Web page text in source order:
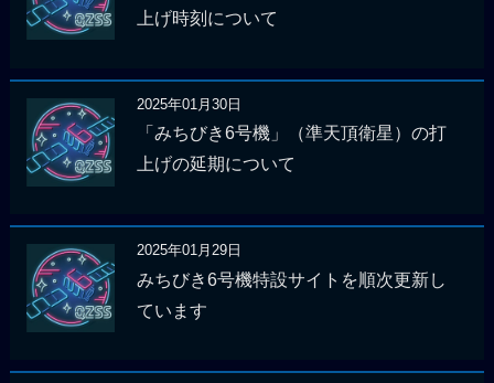
上げ時刻について
2025年01月30日
「みちびき6号機」（準天頂衛星）の打
上げの延期について
2025年01月29日
みちびき6号機特設サイトを順次更新し
ています